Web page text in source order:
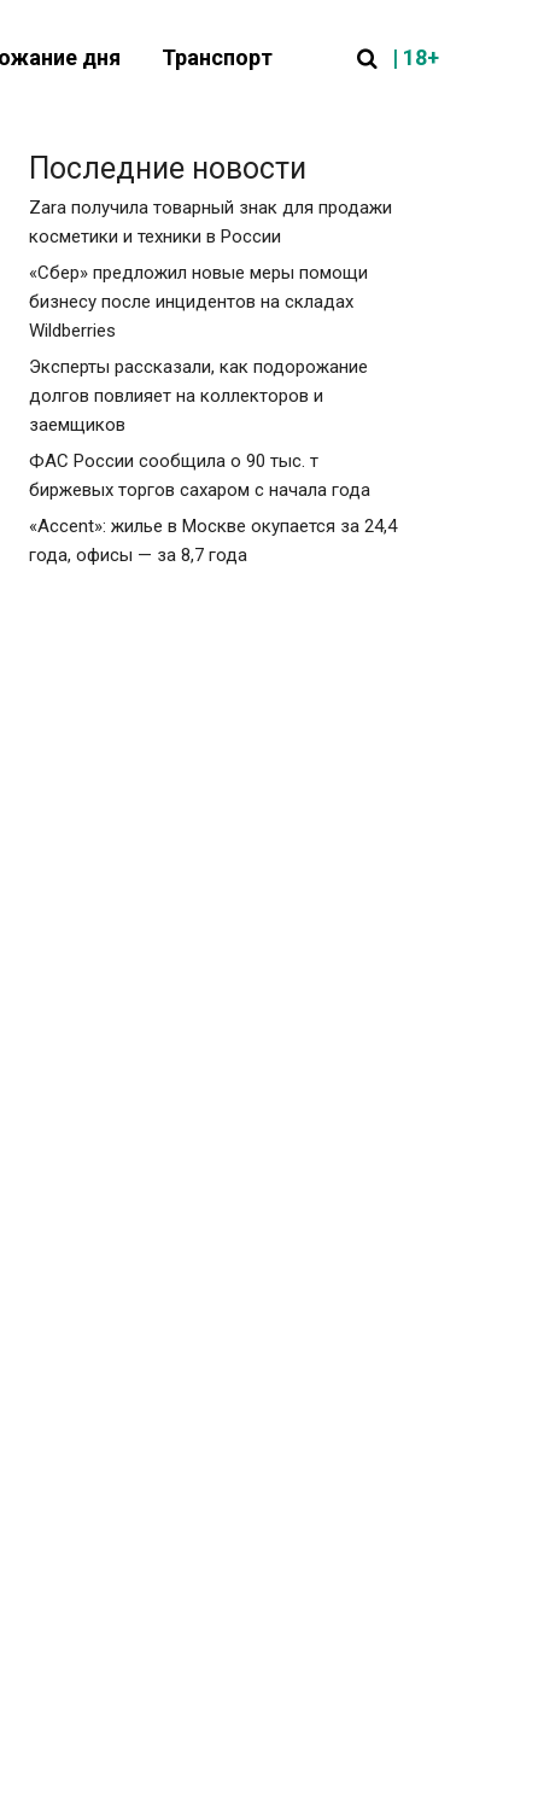
дня Транспорт | 18+
Последние новости
Zara получила товарный знак для продажи
косметики и техники в России
«Сбер» предложил новые меры помощи
бизнесу после инцидентов на складах
Wildberries
Эксперты рассказали, как подорожание
долгов повлияет на коллекторов и
заемщиков
ФАС России сообщила о 90 тыс. т
биржевых торгов сахаром с начала года
«Accent»: жилье в Москве окупается за 24,4
года, офисы — за 8,7 года